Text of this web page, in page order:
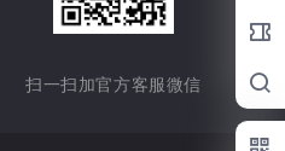
扫一扫加官方客服微信